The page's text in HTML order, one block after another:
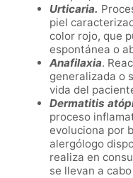
Urticaria.
piel
color rojo, que
espontánea o
Anafilaxia.
generalizada o
vida del
Dermatitis
proceso
evoluciona por
alergólogo
realiza en
se llevan a